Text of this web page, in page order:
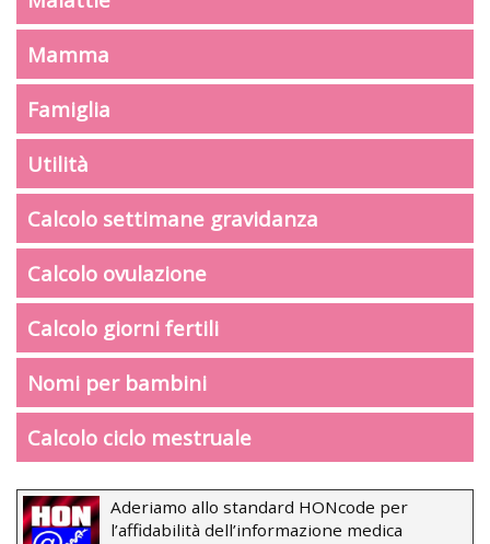
Mamma
Famiglia
Utilità
Calcolo settimane gravidanza
Calcolo ovulazione
Calcolo giorni fertili
Nomi per bambini
Calcolo ciclo mestruale
Aderiamo allo standard HONcode per
l’affidabilità dell’informazione medica